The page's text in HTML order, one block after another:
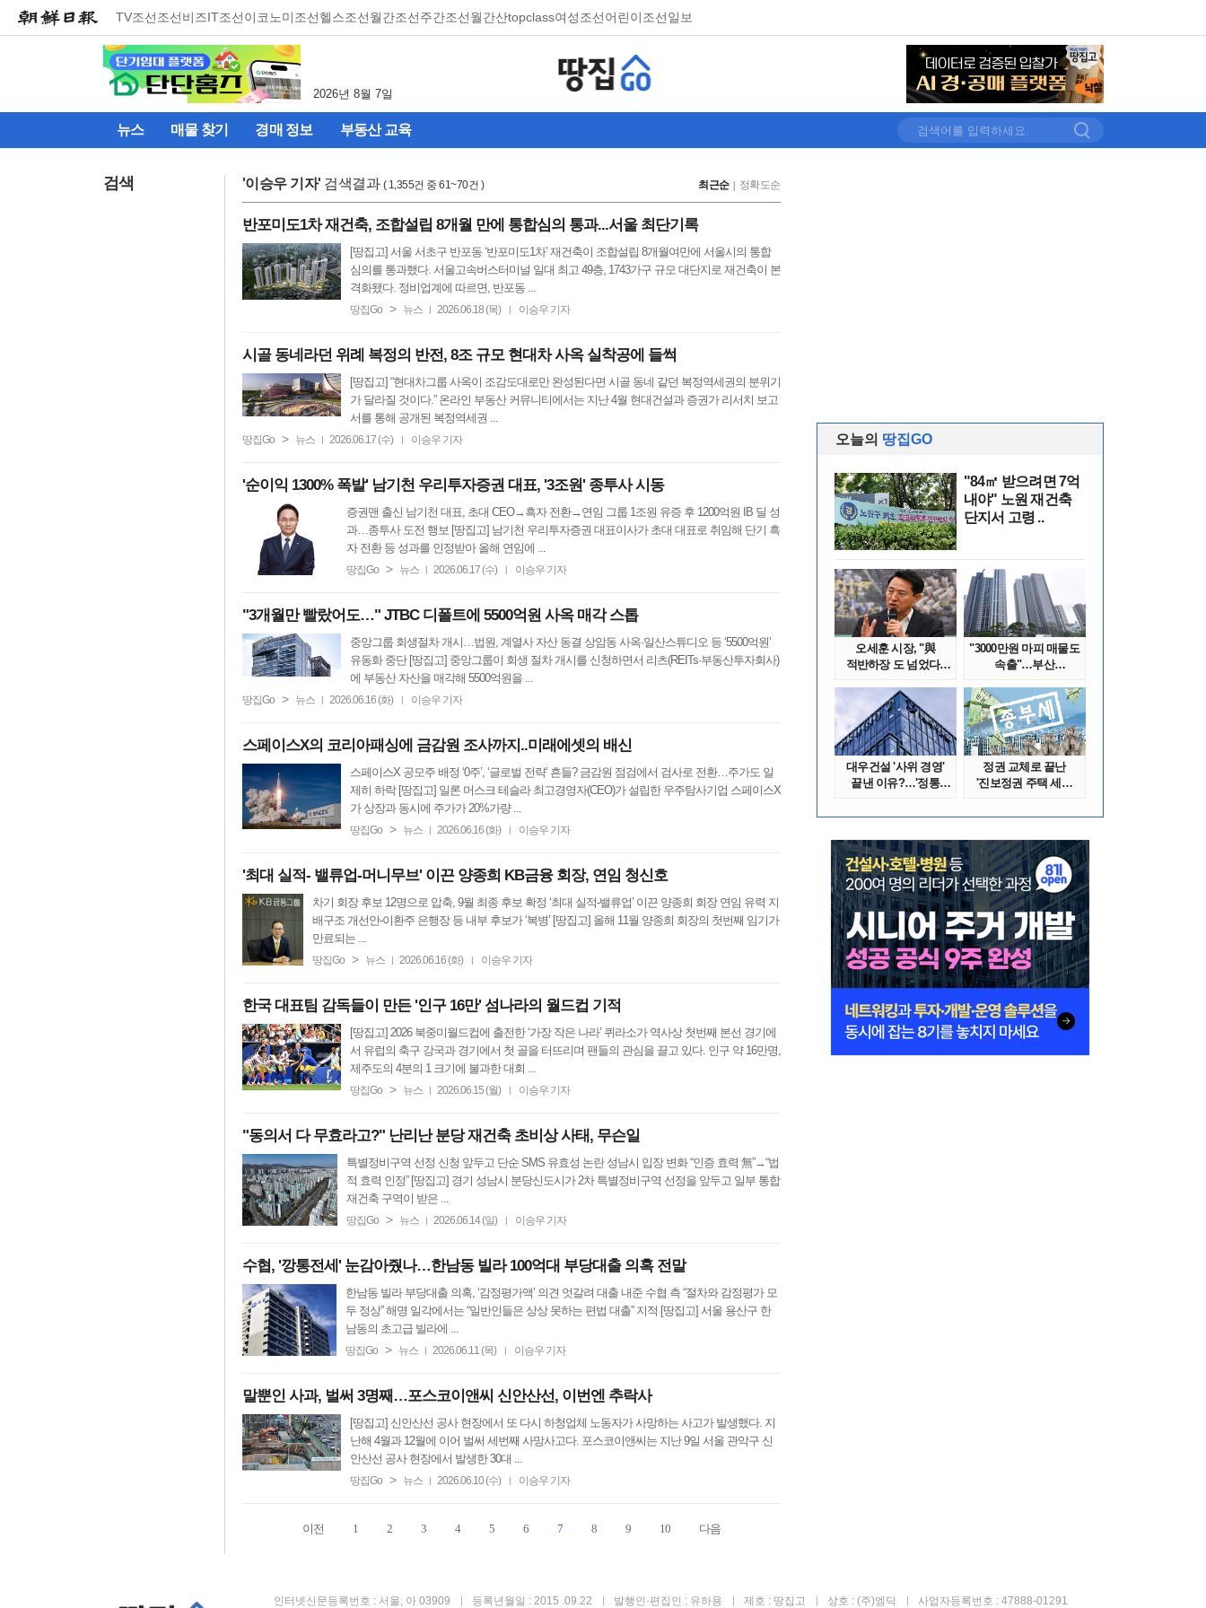
TV조선조선비즈IT조선이코노미조선헬스조선월간조선주간조선월간산topclass여성조선어린이조선일보
2026년 8월 7일
뉴스 매물 찾기 경매 정보 부동산 교육
검색 '이승우 기자' 검색결과 ( 1,355건 중 61~70건 ) 최근순 정확도순
반포미도1차 재건축, 조합설립 8개월 만에 통합심의 통과...서울 최단기록
[땅집고] 서울 서초구 반포동 ‘반포미도1차’ 재건축이 조합설립 8개월여만에 서울시의 통합
심의를 통과했다. 서울고속버스터미널 일대 최고 49층, 1743가구 규모 대단지로 재건축이 본
격화됐다. 정비업계에 따르면, 반포동 ...
땅집Go > 뉴스 | 2026.06.18 (목) | 이승우 기자
시골 동네라던 위례 복정의 반전, 8조 규모 현대차 사옥 실착공에 들썩
[땅집고] “현대차그룹 사옥이 조감도대로만 완성된다면 시골 동네 같던 복정역세권의 분위기
가 달라질 것이다.” 온라인 부동산 커뮤니티에서는 지난 4월 현대건설과 증권가 리서치 보고
서를 통해 공개된 복정역세권 ...
땅집Go > 뉴스 | 2026.06.17 (수) | 이승우 기자
'순이익 1300% 폭발' 남기천 우리투자증권 대표, '3조원' 종투사 시동
증권맨 출신 남기천 대표, 초대 CEO→흑자 전환→연임 그룹 1조원 유증 후 1200억원 IB 딜 성
과…종투사 도전 행보 [땅집고] 남기천 우리투자증권 대표이사가 초대 대표로 취임해 단기 흑
자 전환 등 성과를 인정받아 올해 연임에 ...
땅집Go > 뉴스 | 2026.06.17 (수) | 이승우 기자
"3개월만 빨랐어도…" JTBC 디폴트에 5500억원 사옥 매각 스톱
중앙그룹 회생절차 개시…법원, 계열사 자산 동결 상암동 사옥·일산스튜디오 등 ‘5500억원’
유동화 중단 [땅집고] 중앙그룹이 회생 절차 개시를 신청하면서 리츠(REITs·부동산투자회사)
에 부동산 자산을 매각해 5500억원을 ...
땅집Go > 뉴스 | 2026.06.16 (화) | 이승우 기자
스페이스X의 코리아패싱에 금감원 조사까지..미래에셋의 배신
스페이스X 공모주 배정 ‘0주’, ‘글로벌 전략’ 흔들? 금감원 점검에서 검사로 전환…주가도 일
제히 하락 [땅집고] 일론 머스크 테슬라 최고경영자(CEO)가 설립한 우주탐사기업 스페이스X
가 상장과 동시에 주가가 20%가량 ...
땅집Go > 뉴스 | 2026.06.16 (화) | 이승우 기자
'최대 실적- 밸류업-머니무브' 이끈 양종희 KB금융 회장, 연임 청신호
차기 회장 후보 12명으로 압축, 9월 최종 후보 확정 ‘최대 실적-밸류업’ 이끈 양종희 회장 연임 유력 지
배구조 개선안-이환주 은행장 등 내부 후보가 ‘복병’ [땅집고] 올해 11월 양종희 회장의 첫번째 임기가
만료되는 ...
땅집Go > 뉴스 | 2026.06.16 (화) | 이승우 기자
한국 대표팀 감독들이 만든 '인구 16만' 섬나라의 월드컵 기적
[땅집고] 2026 북중미월드컵에 출전한 ‘가장 작은 나라’ 퀴라소가 역사상 첫번째 본선 경기에
서 유럽의 축구 강국과 경기에서 첫 골을 터뜨리며 팬들의 관심을 끌고 있다. 인구 약 16만명,
제주도의 4분의 1 크기에 불과한 대회 ...
땅집Go > 뉴스 | 2026.06.15 (월) | 이승우 기자
"동의서 다 무효라고?" 난리난 분당 재건축 초비상 사태, 무슨일
특별정비구역 선정 신청 앞두고 단순 SMS 유효성 논란 성남시 입장 변화 “인증 효력 無”→“법
적 효력 인정” [땅집고] 경기 성남시 분당신도시가 2차 특별정비구역 선정을 앞두고 일부 통합
재건축 구역이 받은 ...
땅집Go > 뉴스 | 2026.06.14 (일) | 이승우 기자
수협, '깡통전세' 눈감아줬나…한남동 빌라 100억대 부당대출 의혹 전말
한남동 빌라 부당대출 의혹, ‘감정평가액’ 의견 엇갈려 대출 내준 수협 측 “절차와 감정평가 모
두 정상” 해명 일각에서는 “일반인들은 상상 못하는 편법 대출” 지적 [땅집고] 서울 용산구 한
남동의 초고급 빌라에 ...
땅집Go > 뉴스 | 2026.06.11 (목) | 이승우 기자
말뿐인 사과, 벌써 3명째…포스코이앤씨 신안산선, 이번엔 추락사
[땅집고] 신안산선 공사 현장에서 또 다시 하청업체 노동자가 사망하는 사고가 발생했다. 지
난해 4월과 12월에 이어 벌써 세번째 사망사고다. 포스코이앤씨는 지난 9일 서울 관악구 신
안산선 공사 현장에서 발생한 30대 ...
땅집Go > 뉴스 | 2026.06.10 (수) | 이승우 기자
이전 1 2 3 4 5 6 7 8 9 10 다음
오늘의 땅집GO
"84㎡ 받으려면 7억
내야" 노원 재건축
단지서 고령 ..
오세훈 시장, "與
적반하장 도 넘었다"
"3000만원 마피 매물도
속출"…부산
대우건설 '사위 경영'
끝낸 이유?…'정통
정권 교체로 끝난
'진보정권 주택 세금
인터넷신문등록번호 : 서울, 아 03909 등록년월일 : 2015 .09.22 발행인·편집인 : 유하용 제호 : 땅집고 상호 : (주)엠딕 사업자등록번호 : 47888-01291